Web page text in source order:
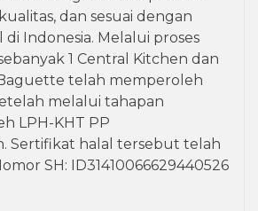
dan sesuai dengan
Indonesia. Melalui proses
1 Central Kitchen dan
telah memperoleh
melalui tahapan
LPH-KHT PP
Sertifikat halal tersebut telah
SH: ID31410066629440526